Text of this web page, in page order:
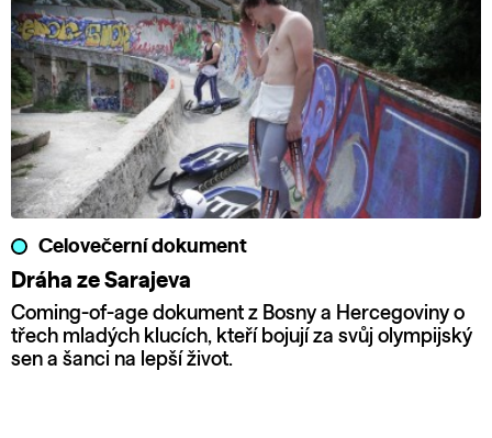
Celovečerní dokument
Dráha ze Sarajeva
Coming-of-age dokument z Bosny a Hercegoviny o
třech mladých klucích, kteří bojují za svůj olympijský
sen a šanci na lepší život.